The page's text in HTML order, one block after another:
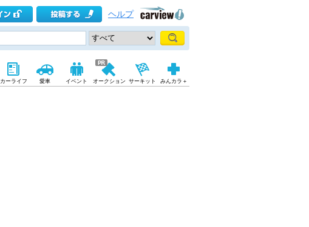
ヘルプ
カーライフ 愛車 イベント オークション サーキット みんカラ＋